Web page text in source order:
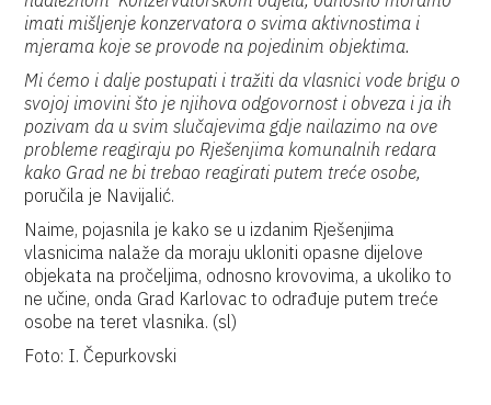
imati mišljenje konzervatora o svima aktivnostima i
mjerama koje se provode na pojedinim objektima.
Mi ćemo i dalje postupati i tražiti da vlasnici vode brigu o
svojoj imovini što je njihova odgovornost i obveza i ja ih
pozivam da u svim slučajevima gdje nailazimo na ove
probleme reagiraju po Rješenjima komunalnih redara
kako Grad ne bi trebao reagirati putem treće osobe,
poručila je Navijalić.
Naime, pojasnila je kako se u izdanim Rješenjima
vlasnicima nalaže da moraju ukloniti opasne dijelove
objekata na pročeljima, odnosno krovovima, a ukoliko to
ne učine, onda Grad Karlovac to odrađuje putem treće
osobe na teret vlasnika. (sl)
Foto: I. Čepurkovski